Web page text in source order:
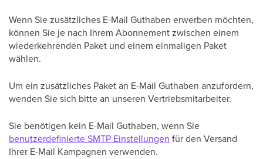
Wenn Sie zusätzliches E-Mail Guthaben erwerben möchten,
können Sie je nach Ihrem Abonnement zwischen einem
wiederkehrenden Paket und einem einmaligen Paket
wählen.
Um ein zusätzliches Paket an E-Mail Guthaben anzufordern,
wenden Sie sich bitte an unseren Vertriebsmitarbeiter.
Sie benötigen kein E-Mail Guthaben, wenn Sie
benutzerdefinierte SMTP Einstellungen für den Versand
Ihrer E-Mail Kampagnen verwenden.